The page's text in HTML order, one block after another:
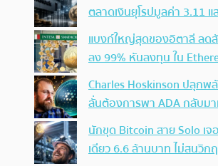
ตลาดเงินยุโรปมูลค่า 3.11
แบงก์ใหญ่สุดของอิตาลี ลด
ลง 99% หันลงทุน ใน
Charles Hoskinson ปลุกพ
ลั่นต้องการพา ADA กลับม
นักขุด Bitcoin สาย Solo เ
เดียว 6.6 ล้านบาท ไม่สนวิ